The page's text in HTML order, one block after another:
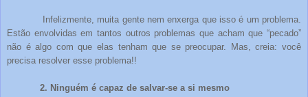
Infelizmente, muita gente nem enxerga que isso é um problema.
Estão envolvidas em tantos outros problemas que acham que “pecado”
não é algo com que elas tenham que se preocupar. Mas, creia: você
precisa resolver esse problema!!
2. Ninguém é capaz de salvar-se a si mesmo